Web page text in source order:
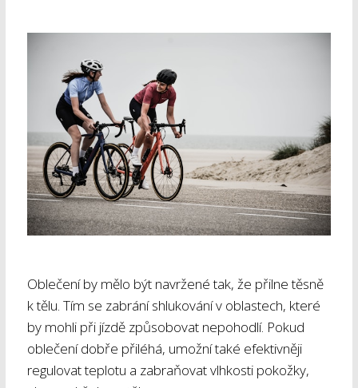
Oblečení by mělo být navržené tak, že přilne těsně
k tělu. Tím se zabrání shlukování v oblastech, které
by mohli při jízdě způsobovat nepohodlí. Pokud
oblečení dobře přiléhá, umožní také efektivněji
regulovat teplotu a zabraňovat vlhkosti pokožky,